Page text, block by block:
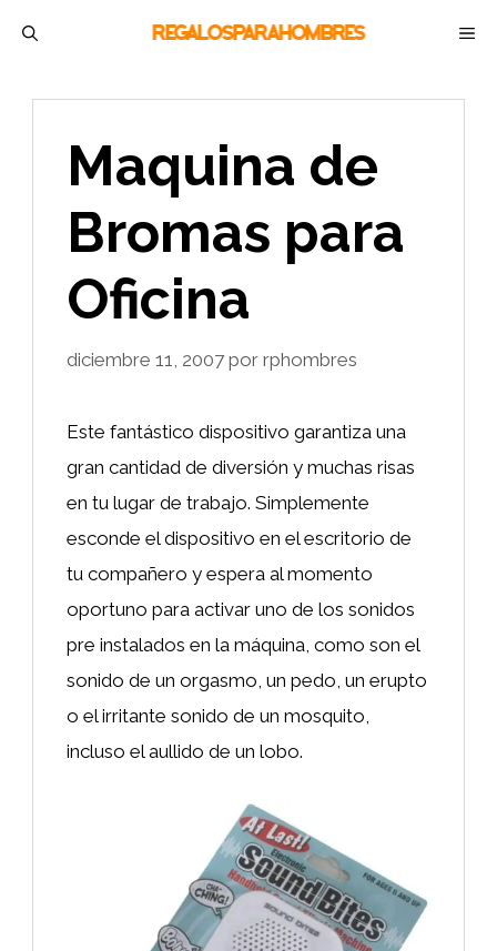
Maquina de
Bromas para
Oficina
diciembre 11, 2007 por rphombres
Este fantástico dispositivo garantiza una
gran cantidad de diversión y muchas risas
en tu lugar de trabajo. Simplemente
esconde el dispositivo en el escritorio de
tu compañero y espera al momento
oportuno para activar uno de los sonidos
pre instalados en la máquina, como son el
sonido de un orgasmo, un pedo, un erupto
o el irritante sonido de un mosquito,
incluso el aullido de un lobo.